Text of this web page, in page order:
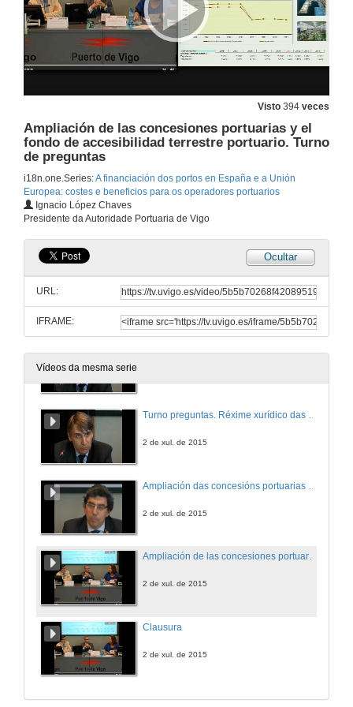
Visto 394 veces
Ampliación de las concesiones portuarias y el
fondo de accesibilidad terrestre portuario. Turno
de preguntas
i18n.one.Series:A financiación dos portos en España e a Unión
Europea: costes e beneficios para os operadores portuarios
Ignacio López Chaves
Presidente da Autoridade Portuaria de Vigo
Ocultar
URL:
IFRAME:
Vídeos da mesma serie
1 de xul. de 2015
A loxística portuaria
Tasa de ocupación e tasa de actividade
2 de xul. de 2015
Turno preguntas. Réxime xurídico das tarifas portuarias
2 de xul. de 2015
2 de xul. de 2015
Ampliación de las concesiones portuarias y el fondo de accesibilidad terrestre portuario. Turno de preguntas
2 de xul. de 2015
Clausura
2 de xul. de 2015